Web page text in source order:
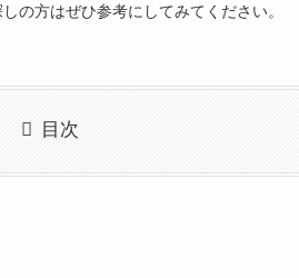
の方はぜひ参考にしてみてください。
目次